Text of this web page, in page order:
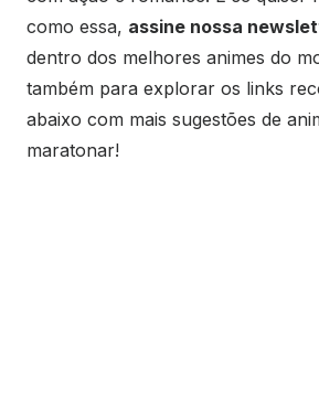
como essa, assine nossa
dentro dos melhores animes do
também para explorar os links
abaixo com mais sugestões de
maratonar!